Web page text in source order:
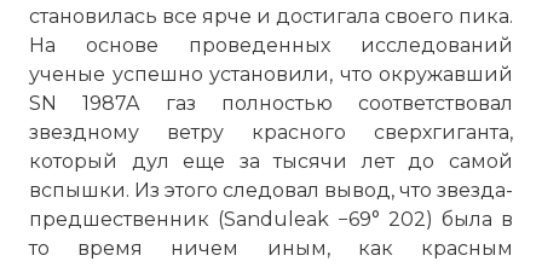
становилась все ярче и достигала своего пика.
На основе проведенных исследований
ученые успешно установили, что окружавший
SN 1987A газ полностью соответствовал
звездному ветру красного сверхгиганта,
который дул еще за тысячи лет до самой
вспышки. Из этого следовал вывод, что звезда-
предшественник (Sanduleak −69° 202) была в
то время ничем иным, как красным